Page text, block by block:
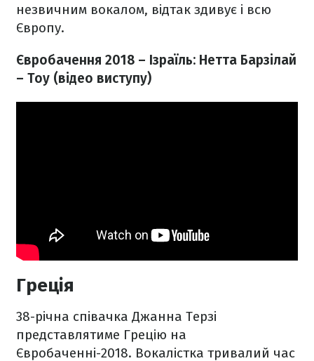
незвичним вокалом, відтак здивує і всю
Європу.
Євробачення 2018 – Ізраїль: Нетта Барзілай
– Toy (відео виступу)
Греція
38-річна співачка Джанна Терзі
представлятиме Грецію на
Євробаченні-2018. Вокалістка тривалий час